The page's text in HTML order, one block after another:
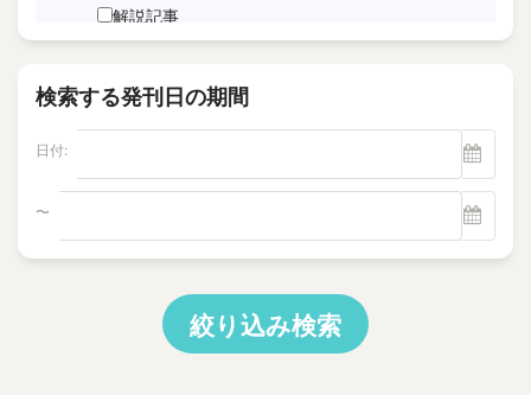
サブドレン
パルスエコー法、電磁共鳴法
モニタリング
塩分除去
逆浸透膜
"Foaming Prediction AI System
解説記事
特集記事
No.1
論文
Vol.22
No.3
特集記事
検索する発刊日の期間
日付:
〜
絞り込み検索